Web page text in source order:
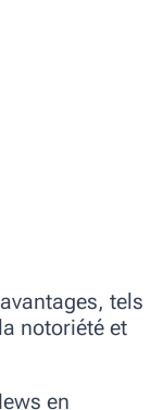
tels
notoriété et
en